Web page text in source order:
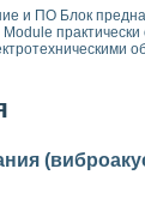
мехатроника
для
полярографа
плазменно-
и ПО Блок